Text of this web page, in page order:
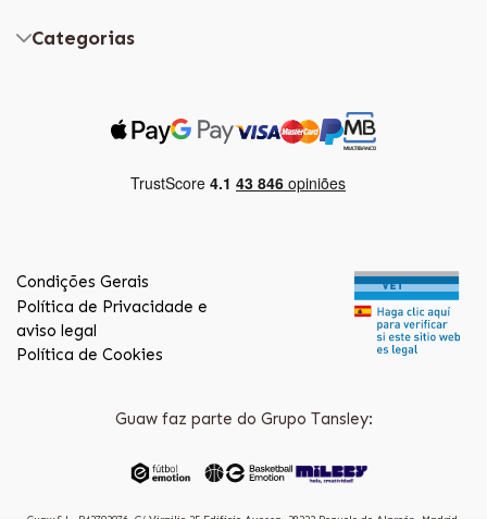
Categorias
Condições Gerais
Política de Privacidade e
aviso legal
Política de Cookies
Guaw faz parte do Grupo Tansley: